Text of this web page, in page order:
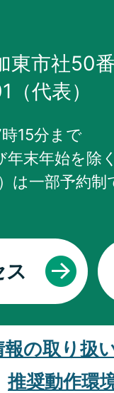
東市社50
代表）
15分まで
年末年始を除
は一部予約
ス
報の取り扱
推奨動作環